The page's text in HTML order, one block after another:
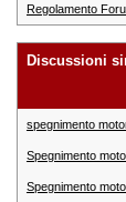
Regolamento
Discussioni
spegnimento
Spegnimento
Spegnimento